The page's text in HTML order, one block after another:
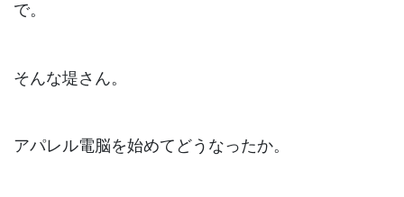
で。
そんな堤さん。
アパレル電脳を始めてどうなったか。